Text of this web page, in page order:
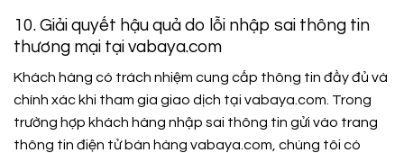
10. Giải quyết hậu quả do lỗi nhập sai thông tin
thương mại tại vabaya.com
Khách hàng có trách nhiệm cung cấp thông tin đầy đủ và
chính xác khi tham gia giao dịch tại vabaya.com. Trong
trường hợp khách hàng nhập sai thông tin gửi vào trang
thông tin điện tử bán hàng vabaya.com, chúng tôi có